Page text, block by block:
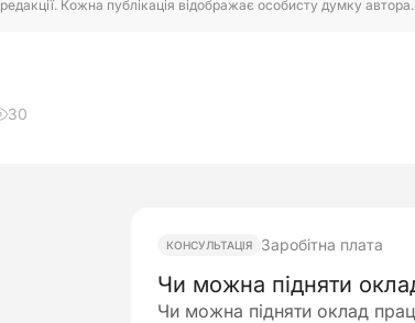
редакції. Кожна публікація відображає особисту думку автора.
30
КОНСУЛЬТАЦІЯ Заробітна плата
Чи можна підняти
Чи можна підняти оклад